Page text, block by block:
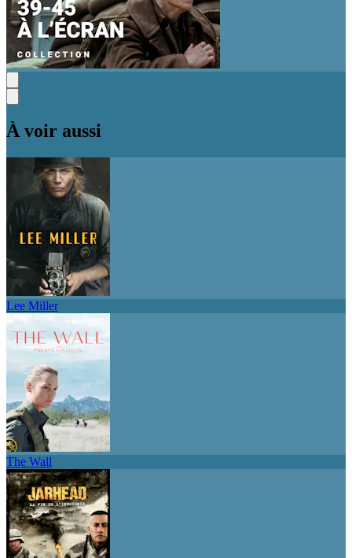
À voir aussi
Lee Miller
The Wall